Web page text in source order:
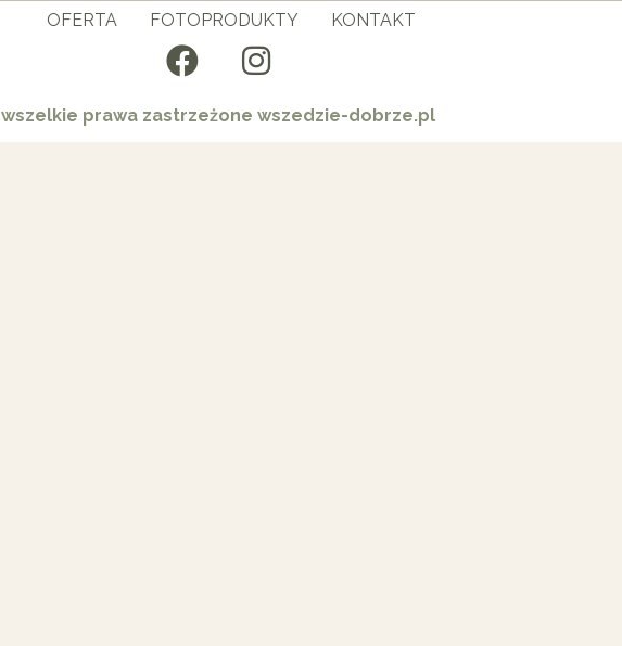
OFERTA FOTOPRODUKTY KONTAKT
wszelkie prawa zastrzeżone wszedzie-dobrze.pl